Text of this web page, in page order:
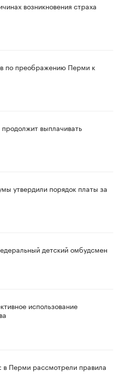
возникновения страха
по преображению Перми к
выплачивать
утвердили порядок платы за
детский омбудсмен
использование
в Перми рассмотрели правила